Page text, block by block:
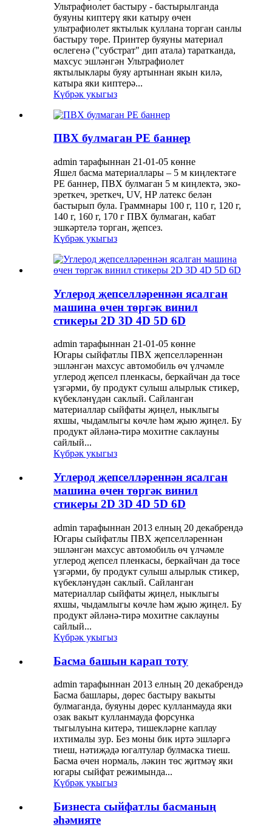
Ультрафиолет бастыру - бастырылганда
буяуны киптерү яки катыру өчен
ультрафиолет яктылык куллана торган санлы
бастыру төре. Принтер буяуны материал
өслегенә ("субстрат" дип атала) таратканда,
махсус эшләнгән Ультрафиолет
яктылыклары буяу артыннан якын килә,
катыра яки киптерә...
Күбрәк укыгыз
ПВХ булмаган PE баннер
admin тарафыннан 21-01-05 көнне
Яшел басма материаллары – 5 м киңлектәге
PE баннер, ПВХ булмаган 5 м киңлектә, эко-
эреткеч, эреткеч, UV, HP латекс белән
бастырып була. Граммнары 100 г, 110 г, 120 г,
140 г, 160 г, 170 г ПВХ булмаган, кабат
эшкәртелә торган, җепсез.
Күбрәк укыгыз
Углерод җепселләреннән ясалган
машина өчен төргәк винил
стикеры 2D 3D 4D 5D 6D
admin тарафыннан 21-01-05 көнне
Югары сыйфатлы ПВХ җепселләреннән
эшләнгән махсус автомобиль өч үлчәмле
углерод җепсел пленкасы, беркайчан да төсе
үзгәрми, бу продукт сулыш алырлык стикер,
күбекләнүдән саклый. Сайланган
материаллар сыйфаты җиңел, ныклыгы
яхшы, чыдамлыгы көчле һәм җыю җиңел. Бу
продукт әйләнә-тирә мохитне саклауны
сайлый...
Күбрәк укыгыз
Углерод җепселләреннән ясалган
машина өчен төргәк винил
стикеры 2D 3D 4D 5D 6D
admin тарафыннан 2013 елның 20 декабрендә
Югары сыйфатлы ПВХ җепселләреннән
эшләнгән махсус автомобиль өч үлчәмле
углерод җепсел пленкасы, беркайчан да төсе
үзгәрми, бу продукт сулыш алырлык стикер,
күбекләнүдән саклый. Сайланган
материаллар сыйфаты җиңел, ныклыгы
яхшы, чыдамлыгы көчле һәм җыю җиңел. Бу
продукт әйләнә-тирә мохитне саклауны
сайлый...
Күбрәк укыгыз
Басма башын карап тоту
admin тарафыннан 2013 елның 20 декабрендә
Басма башлары, дөрес бастыру вакыты
булмаганда, буяуны дөрес кулланмауда яки
озак вакыт кулланмауда форсунка
тыгылуына китерә, тишекләрне каплау
ихтималы зур. Без моны бик иртә эшләргә
тиеш, нәтиҗәдә югалтулар булмаска тиеш.
Басма өчен нормаль, ләкин төс җитмәү яки
югары сыйфат режимында...
Күбрәк укыгыз
Бизнеста сыйфатлы басманың
әһәмияте